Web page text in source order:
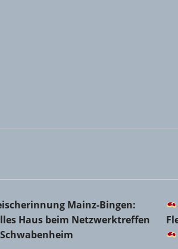
Rheinhessen bei Holzbau Josef
Mainz-Bingen: Volles
Mainz-Bingen:
Haus beim Netzwerktreffen